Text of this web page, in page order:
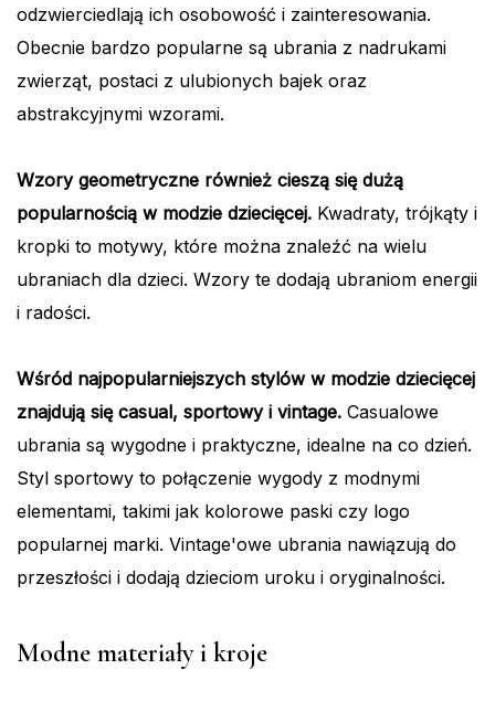
odzwierciedlają ich osobowość i zainteresowania.
Obecnie bardzo popularne są ubrania z nadrukami
zwierząt, postaci z ulubionych bajek oraz
abstrakcyjnymi wzorami.
Wzory geometryczne również cieszą się dużą
popularnością w modzie dziecięcej. Kwadraty, trójkąty i
kropki to motywy, które można znaleźć na wielu
ubraniach dla dzieci. Wzory te dodają ubraniom energii
i radości.
Wśród najpopularniejszych stylów w modzie dziecięcej
znajdują się casual, sportowy i vintage. Casualowe
ubrania są wygodne i praktyczne, idealne na co dzień.
Styl sportowy to połączenie wygody z modnymi
elementami, takimi jak kolorowe paski czy logo
popularnej marki. Vintage'owe ubrania nawiązują do
przeszłości i dodają dzieciom uroku i oryginalności.
Modne materiały i kroje